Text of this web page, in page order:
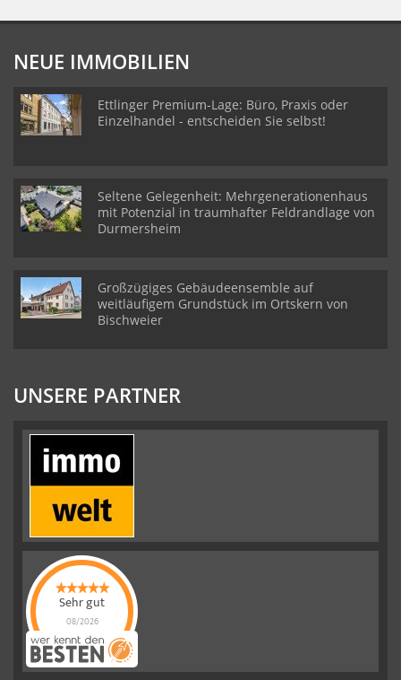
NEUE IMMOBILIEN
Ettlinger Premium-Lage: Büro, Praxis oder
Einzelhandel - entscheiden Sie selbst!
Seltene Gelegenheit: Mehrgenerationenhaus
mit Potenzial in traumhafter Feldrandlage von
Durmersheim
Großzügiges Gebäudeensemble auf
weitläufigem Grundstück im Ortskern von
Bischweier
UNSERE PARTNER
Sehr gut
08/2026
Emslander
Immobilien GMBH